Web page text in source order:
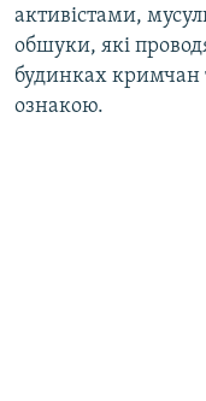
активістами,
обшуки, які
будинках кримчан
ознакою.